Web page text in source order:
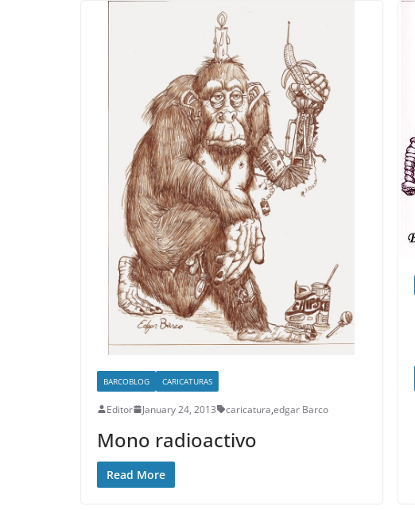
BARCOBLOG CARICATURAS
Editor January 24, 2013 caricatura,edgar Barco
Mono radioactivo
Read More